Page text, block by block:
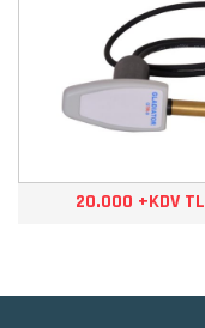
20.000 +KDV TL